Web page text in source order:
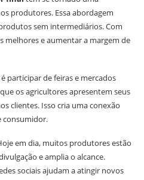
produtores. Essa abordagem
sem intermediários. Com
melhores e aumentar a margem de
participar de feiras e mercados
os agricultores apresentem seus
clientes. Isso cria uma conexão
consumidor.
em dia, muitos produtores estão
e amplia o alcance.
sociais ajudam a atingir novos